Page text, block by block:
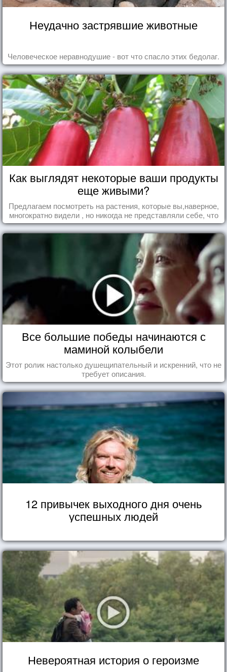
Неудачно застрявшие животные
Человеческое неравнодушие - вот что спасло этих бедолаг.
Как выглядят некоторые ваши продукты
еще живыми?
Предлагаем посмотреть на растения, которые вы,наверное,
многократно видели , но никогда не представляли себе, что
употребляете их в пищу.
Все большие победы начинаются с
маминой колыбели
Этот ролик настолько душещипательный и искренний, что не
требует описания.
12 привычек выходного дня очень
успешных людей
Невероятная история о героизме